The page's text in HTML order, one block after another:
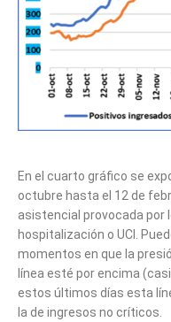
En el cuarto gráfico se
octubre hasta el 12 de
asistencial provocada por
hospitalización o UCI.
momentos en que la
línea esté por encima
estos últimos días esta
la de ingresos no críticos.